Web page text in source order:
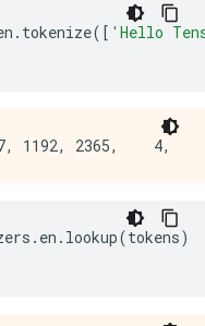
. tokenize([ 'Hello
. en . lookup(tokens)